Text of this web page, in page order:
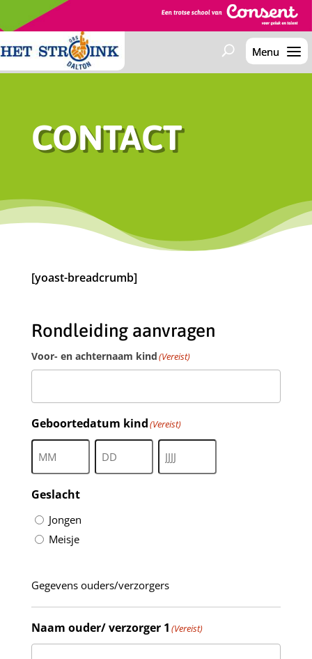
CONTACT
[yoast-breadcrumb]
Rondleiding aanvragen
Voor- en achternaam kind(Vereist)
Geboortedatum kind(Vereist)
Jaar
Geslacht
Jongen
Meisje
Gegevens ouders/verzorgers
Naam ouder/ verzorger 1 (Vereist)